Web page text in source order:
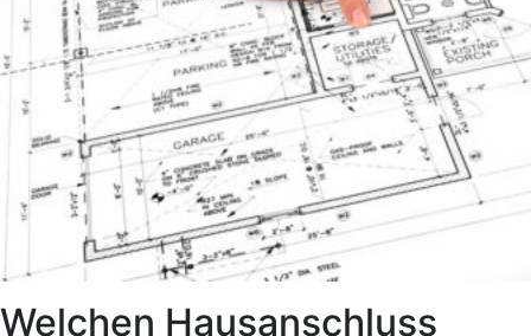
Welchen Hausanschluss